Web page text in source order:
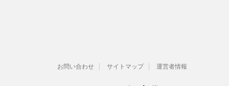
お問い合わせ サイトマップ 運営者情報